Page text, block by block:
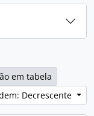
em tabela
Decrescente